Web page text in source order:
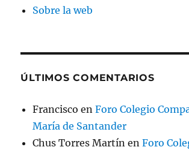
Sobre la web
ÚLTIMOS COMENTARIOS
Francisco enForo Colegio
María de Santander
Chus Torres Martín enForo